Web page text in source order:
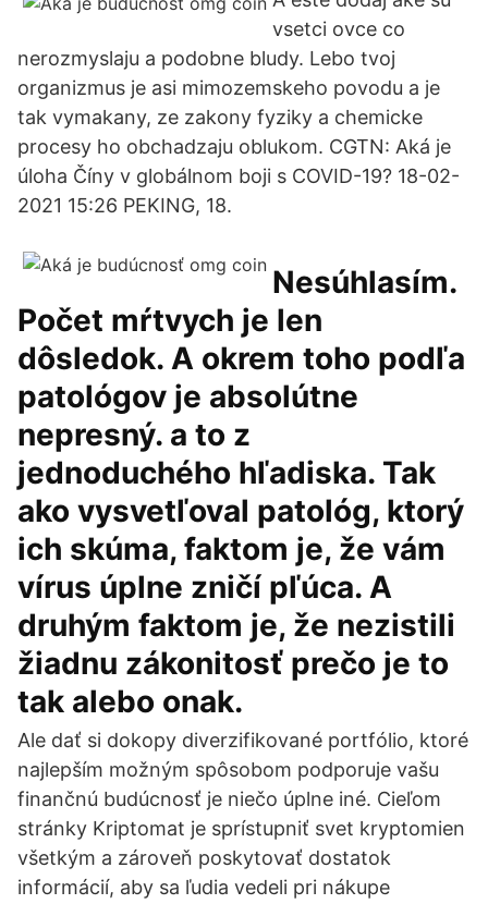
vsetci ovce co
nerozmyslaju a podobne bludy. Lebo tvoj
organizmus je asi mimozemskeho povodu a je
tak vymakany, ze zakony fyziky a chemicke
procesy ho obchadzaju oblukom. CGTN: Aká je
úloha Číny v globálnom boji s COVID-19? 18-02-
2021 15:26 PEKING, 18.
Nesúhlasím.
Počet mŕtvych je len
dôsledok. A okrem toho podľa
patológov je absolútne
nepresný. a to z
jednoduchého hľadiska. Tak
ako vysvetľoval patológ, ktorý
ich skúma, faktom je, že vám
vírus úplne zničí pľúca. A
druhým faktom je, že nezistili
žiadnu zákonitosť prečo je to
tak alebo onak.
Ale dať si dokopy diverzifikované portfólio, ktoré
najlepším možným spôsobom podporuje vašu
finančnú budúcnosť je niečo úplne iné. Cieľom
stránky Kriptomat je sprístupniť svet kryptomien
všetkým a zároveň poskytovať dostatok
informácií, aby sa ľudia vedeli pri nákupe